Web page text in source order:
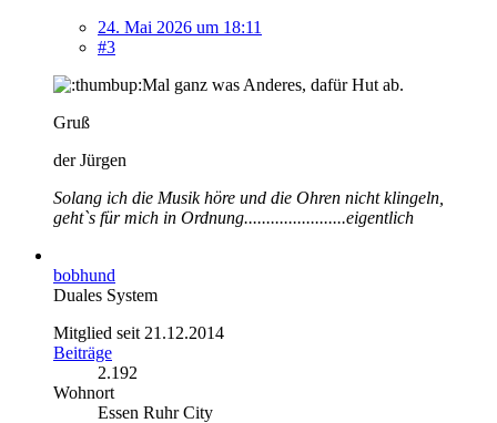
24. Mai 2026 um 18:11
#3
Mal ganz was Anderes, dafür Hut ab.
Gruß
der Jürgen
Solang ich die Musik höre und die Ohren nicht klingeln,
geht`s für mich in Ordnung.......................eigentlich
bobhund
Duales System
Mitglied seit 21.12.2014
Beiträge
2.192
Wohnort
Essen Ruhr City